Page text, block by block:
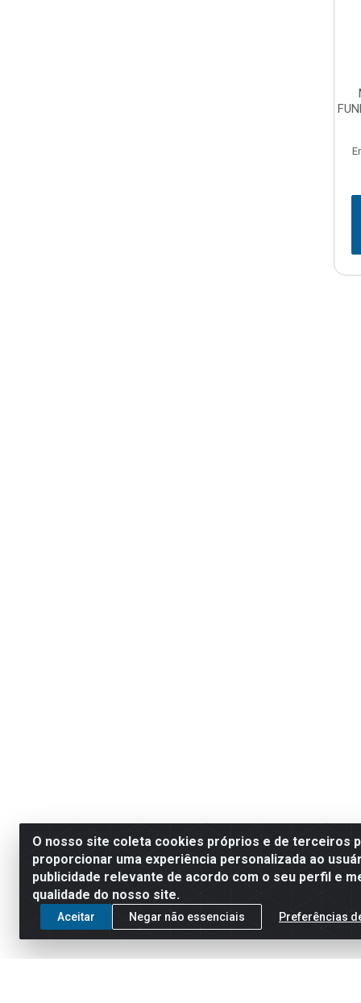
O nosso site coleta cookies próprios e de terceiros
proporcionar uma experiência personalizada ao
publicidade relevante de acordo com o seu perfil e
qualidade do nosso site.
Aceitar Negar não essenciais Preferências